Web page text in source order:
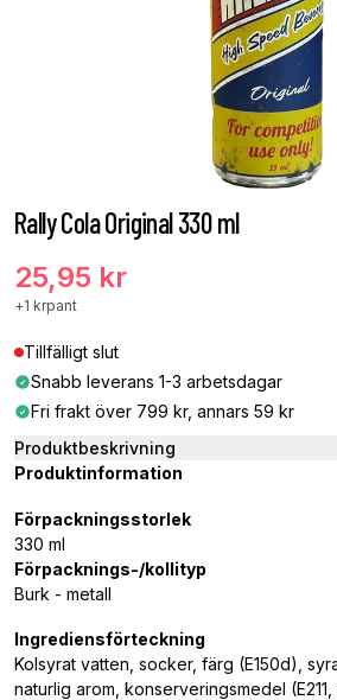
Rally Cola Original 330 ml
25,95 kr
+1 krpant
Tillfälligt slut
Snabb leverans 1-3 arbetsdagar
Fri frakt över 799 kr, annars 59 kr
Produktbeskrivning
Produktinformation
Förpackningsstorlek
330 ml
Förpacknings-/kollityp
Burk - metall
Ingrediensförteckning
Kolsyrat vatten, socker, färg (E150d),
naturlig arom, konserveringsmedel (E211,